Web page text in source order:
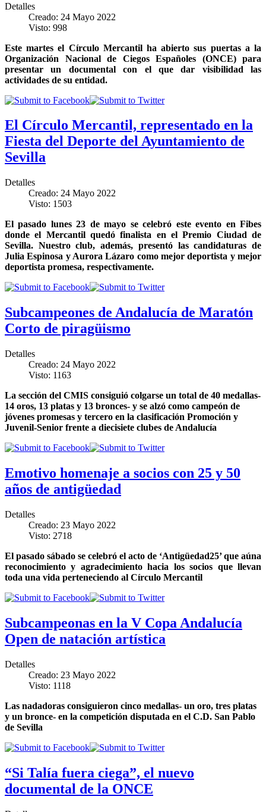
Detalles
Creado: 24 Mayo 2022
Visto: 998
Este martes el Círculo Mercantil ha abierto sus puertas a la
Organización Nacional de Ciegos Españoles (ONCE) para
presentar un documental con el que dar visibilidad las
actividades de su entidad.
El Círculo Mercantil, representado en la
Fiesta del Deporte del Ayuntamiento de
Sevilla
Detalles
Creado: 24 Mayo 2022
Visto: 1503
El pasado lunes 23 de mayo se celebró este evento en Fibes
donde el Mercantil quedó finalista en el Premio Ciudad de
Sevilla. Nuestro club, además, presentó las candidaturas de
Julia Espinosa y Aurora Lázaro como mejor deportista y mejor
deportista promesa, respectivamente.
Subcampeones de Andalucía de Maratón
Corto de piragüismo
Detalles
Creado: 24 Mayo 2022
Visto: 1163
La sección del CMIS consiguió colgarse un total de 40 medallas-
14 oros, 13 platas y 13 bronces- y se alzó como campeón de
jóvenes promesas y tercero en la clasificación Promoción y
Juvenil-Senior frente a diecisiete clubes de Andalucía
Emotivo homenaje a socios con 25 y 50
años de antigüedad
Detalles
Creado: 23 Mayo 2022
Visto: 2718
El pasado sábado se celebró el acto de ‘Antigüedad25’ que aúna
reconocimiento y agradecimiento hacia los socios que llevan
toda una vida perteneciendo al Círculo Mercantil
Subcampeonas en la V Copa Andalucía
Open de natación artística
Detalles
Creado: 23 Mayo 2022
Visto: 1118
Las nadadoras consiguieron cinco medallas- un oro, tres platas
y un bronce- en la competición disputada en el C.D. San Pablo
de Sevilla
“Si Talía fuera ciega”, el nuevo
documental de la ONCE